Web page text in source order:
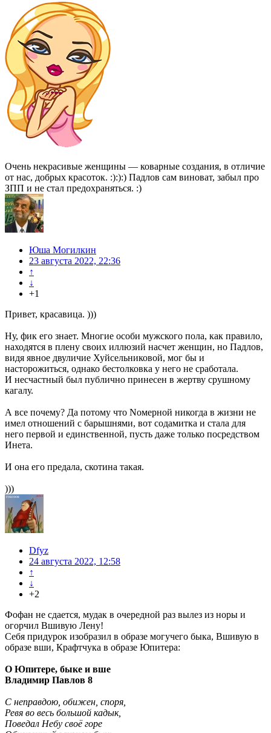
Очень некрасивые женщины — коварные создания, в отличие
от нас, добрых красоток. :):):) Падлов сам виноват, забыл про
ЗПП и не стал предохраняться. :)
Юша Могилкин
23 августа 2022, 22:36
↑
↓
+1
Привет, красавица. )))
Ну, фик его знает. Многие особи мужского пола, как правило,
находятся в плену своих иллюзий насчет женщин, но Падлов,
видя явное двуличие Хуйсельниковой, мог бы и
насторожиться, однако бестолковка у него не сработала.
И несчастный был публично принесен в жертву срушному
кагалу.
А все почему? Да потому что Nомерной никогда в жизни не
имел отношений с барышнями, вот содамитка и стала для
него первой и единственной, пусть даже только посредством
Инета.
И она его предала, скотина такая.
)))
Dfyz
24 августа 2022, 12:58
↑
↓
+2
Фофан не сдается, мудак в очередной раз вылез из норы и
огорчил Вшивую Лену!
Себя придурок изобразил в образе могучего быка, Вшивую в
образе вши, Крафтчука в образе Юпитера:
О Юпитере, быке и вше
Владимир Павлов 8
С неправдою, обижен, споря,
Ревя во весь большой кадык,
Поведал Небу своё горе